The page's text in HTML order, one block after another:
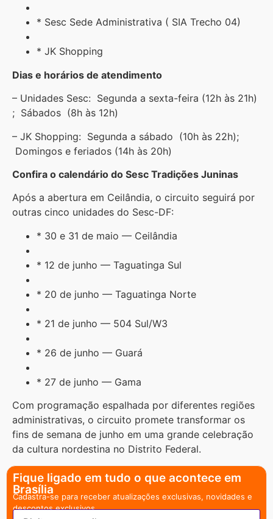
* Sesc Sede Administrativa ( SIA Trecho 04)
* JK Shopping
Dias e horários de atendimento
– Unidades Sesc: Segunda a sexta-feira (12h às 21h)
; Sábados (8h às 12h)
– JK Shopping: Segunda a sábado (10h às 22h);
Domingos e feriados (14h às 20h)
Confira o calendário do Sesc Tradições Juninas
Após a abertura em Ceilândia, o circuito seguirá por
outras cinco unidades do Sesc-DF:
* 30 e 31 de maio — Ceilândia
* 12 de junho — Taguatinga Sul
* 20 de junho — Taguatinga Norte
* 21 de junho — 504 Sul/W3
* 26 de junho — Guará
* 27 de junho — Gama
Com programação espalhada por diferentes regiões
administrativas, o circuito promete transformar os
fins de semana de junho em uma grande celebração
da cultura nordestina no Distrito Federal.
Fique ligado em tudo o que acontece em
Brasília
Cadastra-se para receber atualizações exclusivas, novidades e
descontos exclusivos.